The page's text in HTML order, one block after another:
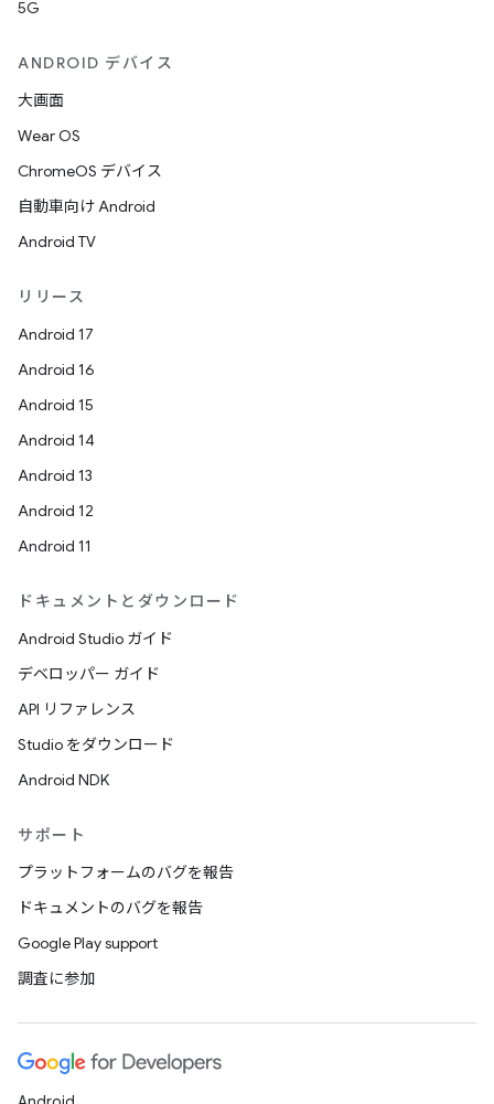
5G
ANDROID デバイス
大画面
Wear OS
ChromeOS デバイス
自動車向け Android
Android TV
リリース
Android 17
Android 16
Android 15
Android 14
Android 13
Android 12
Android 11
ドキュメントとダウンロード
Android Studio ガイド
デベロッパー ガイド
API リファレンス
Studio をダウンロード
Android NDK
サポート
プラットフォームのバグを報告
ドキュメントのバグを報告
Google Play support
調査に参加